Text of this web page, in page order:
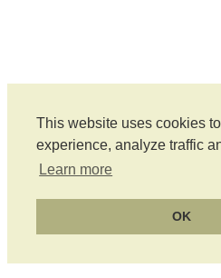
This website uses cookies
experience, analyze traffic
Learn more
OK